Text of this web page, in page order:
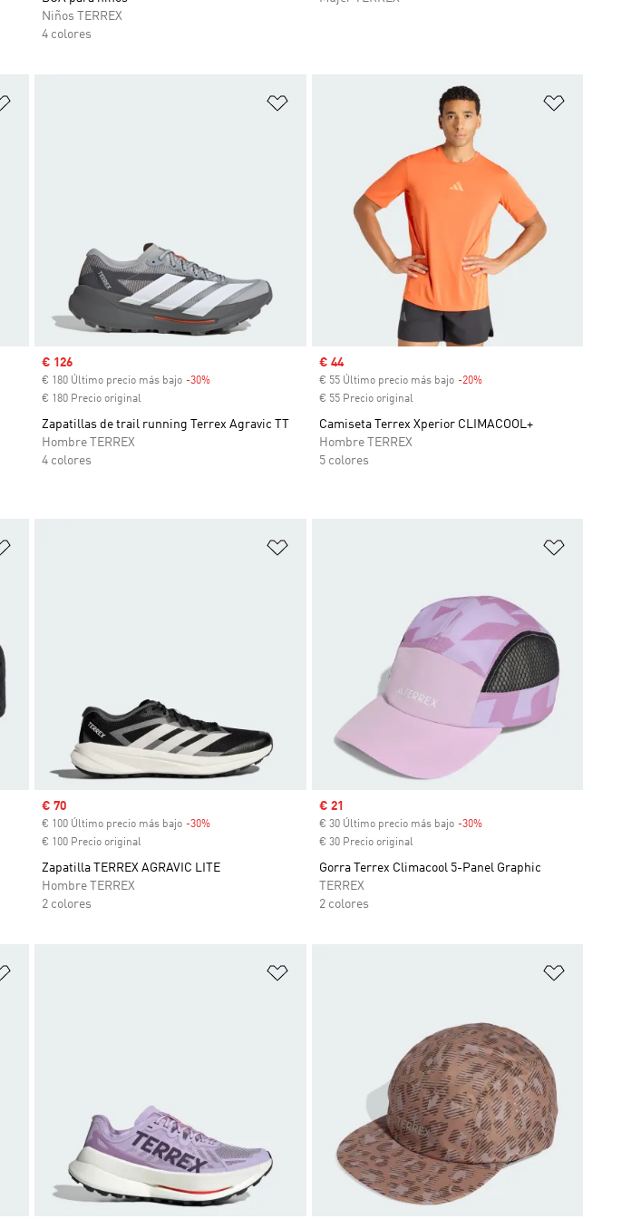
Niños TERREX
4 colores
Añadir a la lista de deseos
Precio de venta
€ 126
€ 180 Último precio más bajo -30%
€ 180 Precio original
Zapatillas de trail running Terrex Agravic TT
Hombre TERREX
4 colores
Precio de venta
€ 44
€ 55 Último precio más bajo -20%Descuento
€ 55 Precio original
Camiseta Terrex Xperior CLIMACOOL+
Hombre TERREX
5 colores
Precio de venta
€ 70
€ 100 Último precio más bajo -30%
€ 100 Precio original
Zapatilla TERREX AGRAVIC LITE
Hombre TERREX
2 colores
Precio de venta
€ 21
€ 30 Último precio más bajo -30%Descuento
€ 30 Precio original
Gorra Terrex Climacool 5-Panel Graphic
TERREX
2 colores